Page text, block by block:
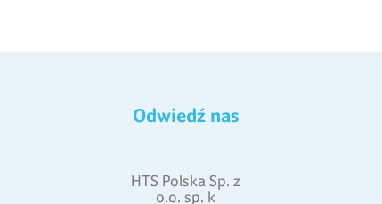
Odwiedź nas
HTS Polska Sp. z
o.o. sp. k